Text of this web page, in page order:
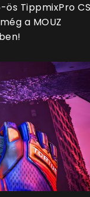
TippmixPro
a MOUZ